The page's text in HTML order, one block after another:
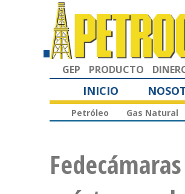
GEP PRODUCTO
INICIO
Petróleo Gas Natural